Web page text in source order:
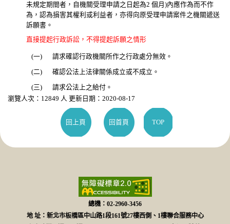
未規定期間者，自機關受理申請之日起為2 個月)內應作為而不作
為，認為損害其權利或利益者，亦得向原受理申請案件之機關遞送
訴願書。
直接提起行政訴訟，不得提起訴願之情形
(一) 請求確認行政機關所作之行政處分無效。
(二) 確認公法上法律關係成立或不成立。
(三)
請求公法上之給付。
瀏覽人次：12849 人 更新日期：2020-08-17
回上頁 回首頁 TOP
總機：02-2960-3456
地 址：新北市板橋區中山路1段161號27樓西側、1樓聯合服務中心